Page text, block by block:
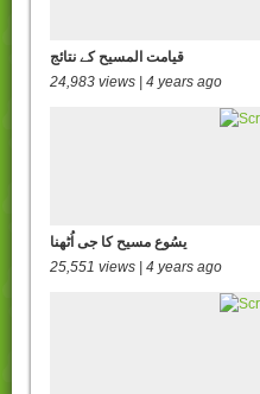
قیامت المسیح کے نتائج
24,983 views | 4 years ago
یسُوع مسیح کا جی اُٹھنا
25,551 views | 4 years ago